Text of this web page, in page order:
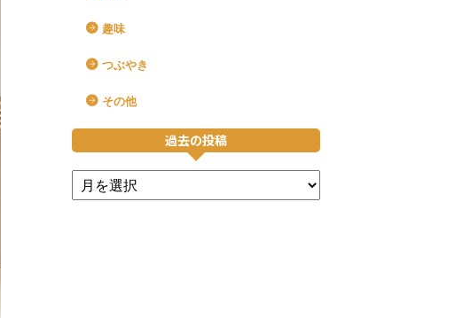
趣味
つぶやき
その他
過去の投稿